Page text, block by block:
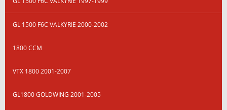
GL 1500 F6C VALKYRIE 2000-2002
1800 CCM
VTX 1800 2001-2007
GL1800 GOLDWING 2001-2005